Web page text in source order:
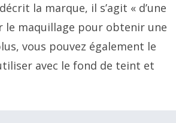
la marque, il s’agit « d’une
le maquillage pour obtenir une
vous pouvez également le
avec le fond de teint et